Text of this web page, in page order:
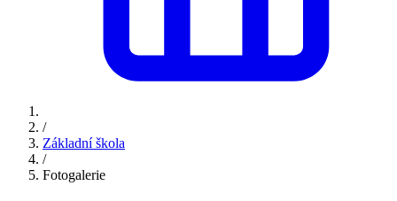
/
Základní škola
/
Fotogalerie